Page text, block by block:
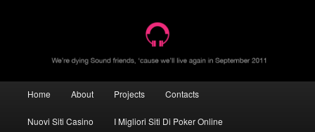
Skip to primary content
Skip to secondary content
Home About Projects Contacts
Nuovi Siti Casino I Migliori Siti Di Poker Online